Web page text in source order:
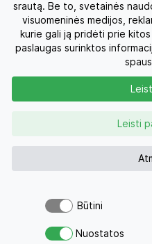
Kelionės po Lietuvą
Apie mus
Privatumo politika
Kontaktai
0 700 11007
Savo
srautą. Be to, svetainės
visuomeninės medijos,
kurie gali ją pridėti prie
paslaugas surinktos
Leisti
Būtini
Nuostatos